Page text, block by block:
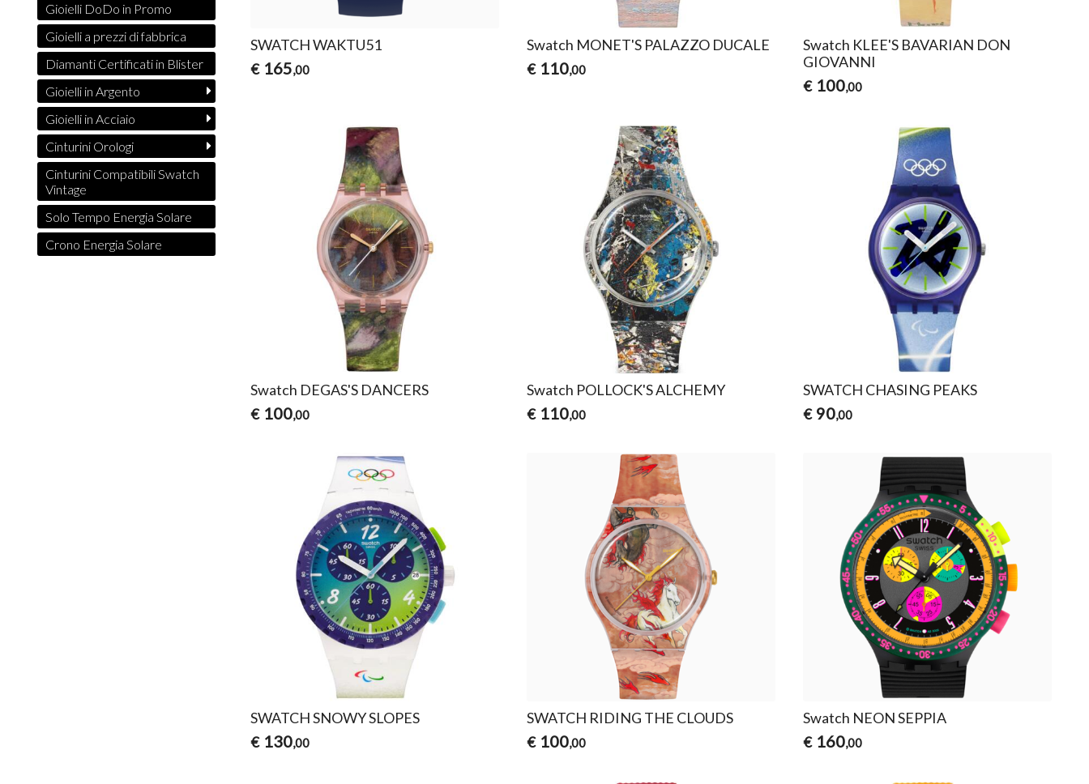
SWATCH WAKTU51
€ 165,00
Swatch MONET'S PALAZZO DUCALE
€ 110,00
Swatch KLEE'S BAVARIAN DON
GIOVANNI
€ 100,00
Swatch DEGAS'S DANCERS
€ 100,00
Swatch POLLOCK'S ALCHEMY
€ 110,00
SWATCH CHASING PEAKS
€ 90,00
SWATCH SNOWY SLOPES
€ 130,00
SWATCH RIDING THE CLOUDS
€ 100,00
Swatch NEON SEPPIA
€ 160,00
Gioielli DoDo in Promo
Gioielli a prezzi di fabbrica
Diamanti Certificati in Blister
Gioielli in Argento
Gioielli in Acciaio
Cinturini Orologi
Cinturini Compatibili Swatch
Vintage
Solo Tempo Energia Solare
Crono Energia Solare